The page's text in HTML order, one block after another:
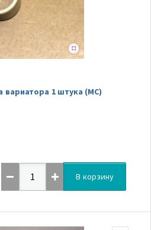
1 штука (MC)
В корзину